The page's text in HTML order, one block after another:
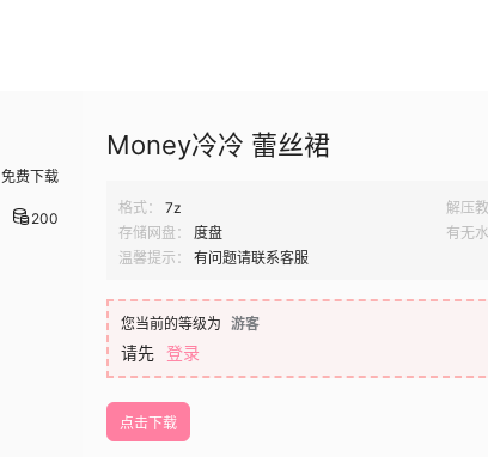
免费下载
200
Money冷冷 蕾丝裙
格式： 7z 解压教
存储网盘：
度盘 有无水
温馨提示：
有问题请联系客服
您当前的等级为 游客
请先 登录
点击下载